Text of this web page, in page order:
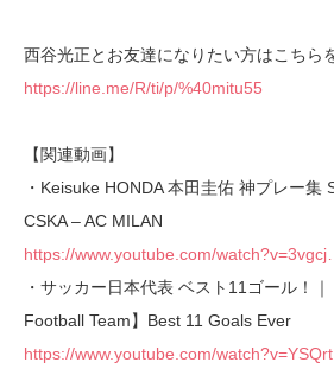
西谷光正とお友達になりたい方はこちら
https://line.me/R/ti/p/%40mitu55
【関連動画】
・Keisuke HONDA 本田圭佑 神プレー集
CSKA – AC MILAN
https://www.youtube.com/
・サッカー日本代表 ベスト11ゴール！
Football Team】Best 11 Goals Ever
https://www.youtube.com/